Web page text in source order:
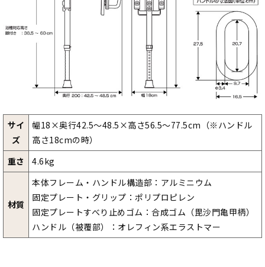
サイ
ズ
幅18×奥行42.5～48.5×高さ56.5～77.5cm（※ハンドル
高さ18cmの時）
重さ
4.6kg
材質
本体フレーム・ハンドル構造部：アルミニウム
固定プレート・グリップ：ポリプロピレン
固定プレートすべり止めゴム：合成ゴム（毘沙門亀甲柄）
ハンドル（被覆部）：オレフィン系エラストマー